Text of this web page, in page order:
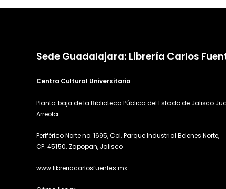
Sede Guadalajara: Librería Carlos
Centro Cultural Universitario
Planta baja de la Biblioteca Pública del Estado de Jalisco
Arreola.
Periférico Norte no. 1695, Col. Parque Industrial Belenes Norte,
CP. 45150. Zapopan, Jalisco
www.libreriacarlosfuentes.mx